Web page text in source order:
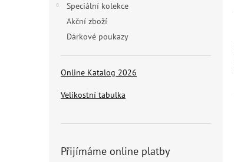
Speciální kolekce
Akční zboží
Dárkové poukazy
Online Katalog 2026
Velikostní tabulka
Přijímáme online platby